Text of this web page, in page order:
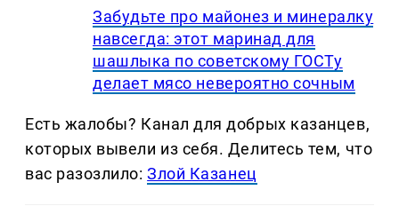
Забудьте про майонез и минералку
навсегда: этот маринад для
шашлыка по советскому ГОСТу
делает мясо невероятно сочным
Есть жалобы? Канал для добрых казанцев,
которых вывели из себя. Делитеcь тем, что
вас разозлило:Злой Казанец